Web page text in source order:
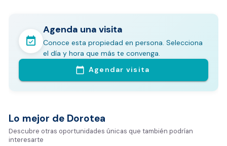
En pocos minutos avalúa con este Análisis
Comparativo de Mercado (inicialmente
Bogotá y Medellín)
Análisis basado en datos reales:
Tiempo promedio de venta en la zona
Rango de precios de arriendo en el sector
event_available
Agenda una visita
Conoce esta propiedad en persona. Selecciona
el día y hora que más te convenga.
calendar_today Agendar visita
Lo mejor de Dorotea
Descubre otras oportunidades únicas que también podrían
interesarte